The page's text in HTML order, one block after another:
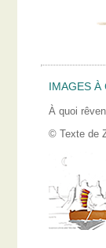
IMAGES À
À quoi
© Texte de